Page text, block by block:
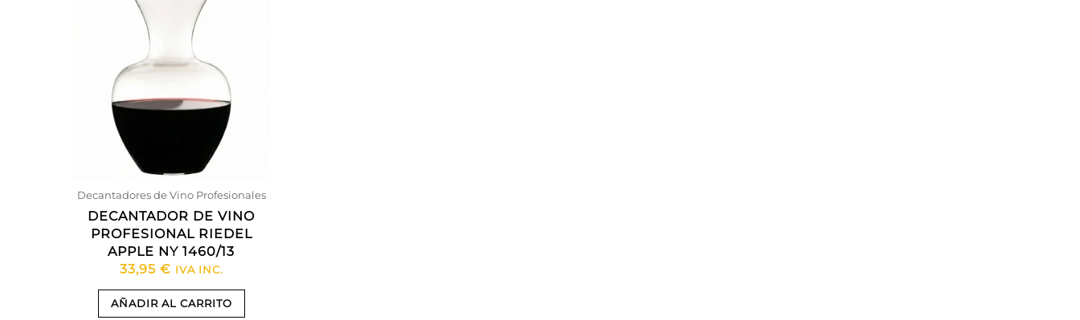
Decantadores de Vino Profesionales
DECANTADOR DE VINO
PROFESIONAL RIEDEL
APPLE NY 1460/13
33,95 € IVA INC.
AÑADIR AL CARRITO